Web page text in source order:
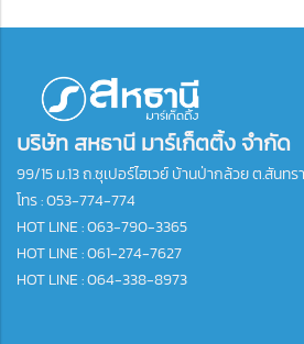
บริษัท สหธานี มาร์เก็ตติ้ง จำกัด
99/15 ม.13 ถ.ซุเปอร์ไฮเวย์ บ้านป่ากล้วย ต.สันท
โทร :053-774-774
HOT LINE : 063-790-3365
HOT LINE : 061-274-7627
HOT LINE : 064-338-8973